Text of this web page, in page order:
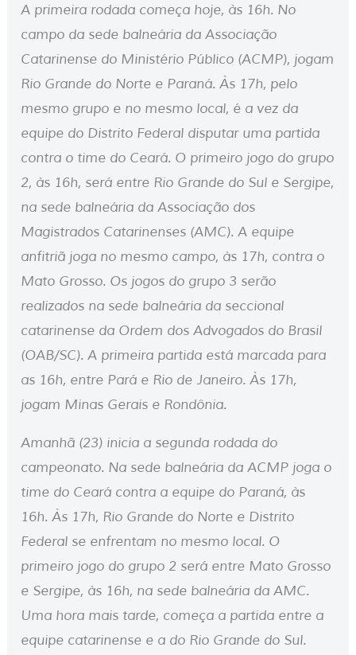
A primeira rodada começa hoje, às 16h. No
campo da sede balneária da Associação
Catarinense do Ministério Público (ACMP), jogam
Rio Grande do Norte e Paraná. Às 17h, pelo
mesmo grupo e no mesmo local, é a vez da
equipe do Distrito Federal disputar uma partida
contra o time do Ceará. O primeiro jogo do grupo
2, às 16h, será entre Rio Grande do Sul e Sergipe,
na sede balneária da Associação dos
Magistrados Catarinenses (AMC). A equipe
anfitriã joga no mesmo campo, às 17h, contra o
Mato Grosso. Os jogos do grupo 3 serão
realizados na sede balneária da seccional
catarinense da Ordem dos Advogados do Brasil
(OAB/SC). A primeira partida está marcada para
as 16h, entre Pará e Rio de Janeiro. Às 17h,
jogam Minas Gerais e Rondônia.
Amanhã (23) inicia a segunda rodada do
campeonato. Na sede balneária da ACMP joga o
time do Ceará contra a equipe do Paraná, às
16h. Às 17h, Rio Grande do Norte e Distrito
Federal se enfrentam no mesmo local. O
primeiro jogo do grupo 2 será entre Mato Grosso
e Sergipe, às 16h, na sede balneária da AMC.
Uma hora mais tarde, começa a partida entre a
equipe catarinense e a do Rio Grande do Sul.